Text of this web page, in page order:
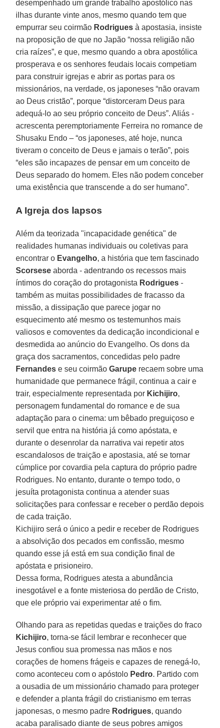
desempenhado um grande trabalho apostólico nas
ilhas durante vinte anos, mesmo quando tem que
empurrar seu coirmão Rodrigues à apostasia, insiste
na proposição de que no Japão “nossa religião não
cria raízes”, e que, mesmo quando a obra apostólica
prosperava e os senhores feudais locais competiam
para construir igrejas e abrir as portas para os
missionários, na verdade, os japoneses “não oravam
ao Deus cristão”, porque “distorceram Deus para
adequá-lo ao seu próprio conceito de Deus”. Aliás -
acrescenta peremptoriamente Ferreira no romance de
Shusaku Endo – “os japoneses, até hoje, nunca
tiveram o conceito de Deus e jamais o terão”, pois
“eles são incapazes de pensar em um conceito de
Deus separado do homem. Eles não podem conceber
uma existência que transcende a do ser humano”.
A Igreja dos lapsos
Além da teorizada "incapacidade genética" de
realidades humanas individuais ou coletivas para
encontrar o Evangelho, a história que tem fascinado
Scorsese aborda - adentrando os recessos mais
íntimos do coração do protagonista Rodrigues -
também as muitas possibilidades de fracasso da
missão, a dissipação que parece jogar no
esquecimento até mesmo os testemunhos mais
valiosos e comoventes da dedicação incondicional e
desmedida ao anúncio do Evangelho. Os dons da
graça dos sacramentos, concedidas pelo padre
Fernandes e seu coirmãoGarupe recaem sobre uma
humanidade que permanece frágil, continua a cair e
trair, especialmente representada por Kichijiro,
personagem fundamental do romance e de sua
adaptação para o cinema: um bêbado preguiçoso e
servil que entra na história já como apóstata, e
durante o desenrolar da narrativa vai repetir atos
escandalosos de traição e apostasia, até se tornar
cúmplice por covardia pela captura do próprio padre
Rodrigues. No entanto, durante o tempo todo, o
jesuíta protagonista continua a atender suas
solicitações para confessar e receber o perdão depois
de cada traição.
Kichijiro será o único a pedir e receber de Rodrigues
a absolvição dos pecados em confissão, mesmo
quando esse já está em sua condição final de
apóstata e prisioneiro.
Dessa forma, Rodrigues atesta a abundância
inesgotável e a fonte misteriosa do perdão de Cristo,
que ele próprio vai experimentar até o fim.
Olhando para as repetidas quedas e traições do fraco
Kichijiro, torna-se fácil lembrar e reconhecer que
Jesus confiou sua promessa nas mãos e nos
corações de homens frágeis e capazes de renegá-lo,
como aconteceu com o apóstolo Pedro. Partido com
a ousadia de um missionário chamado para proteger
e defender a planta frágil do cristianismo em terras
japonesas, o mesmo padre Rodrigues, quando
acaba paralisado diante de seus pobres amigos